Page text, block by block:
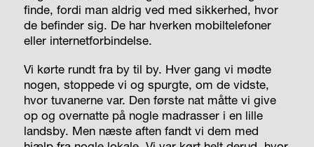
finde, fordi man aldrig ved med sikkerhed, hvor
de befinder sig. De har hverken mobiltelefoner
eller internetforbindelse.
Vi kørte rundt fra by til by. Hver gang vi mødte
nogen, stoppede vi og spurgte, om de vidste,
hvor tuvanerne var. Den første nat måtte vi give
op og overnatte på nogle madrasser i en lille
landsby. Men næste aften fandt vi dem med